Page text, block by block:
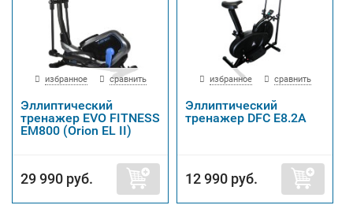
избранное сравнить
Эллиптический
тренажер EVO FITNESS
EM800 (Orion EL II)
29 990 руб.
избранное сравнить
Эллиптический
тренажер DFC E8.2A
12 990 руб.